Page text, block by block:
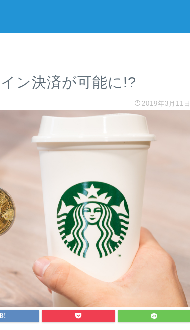
ン決済が可能に!?
2019年3月11日